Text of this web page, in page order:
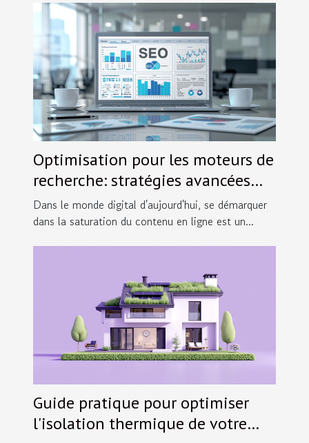
Optimisation pour les moteurs de
recherche: stratégies avancées
pour les sites de nouvelles
générales
Dans le monde digital d'aujourd'hui, se démarquer
dans la saturation du contenu en ligne est un...
Guide pratique pour optimiser
l'isolation thermique de votre